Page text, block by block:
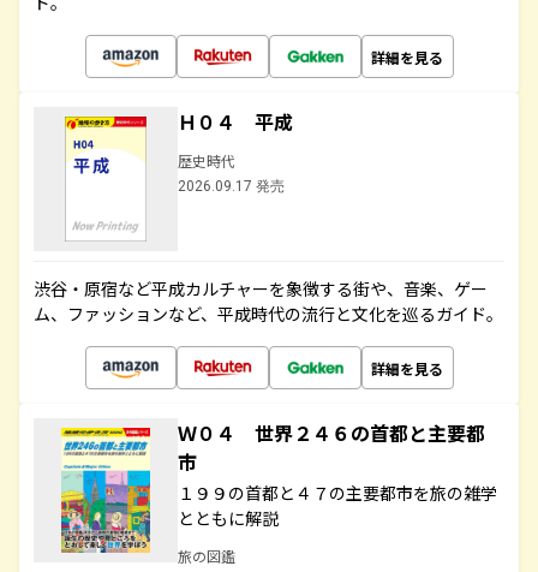
詳細を見る
Ｈ０４ 平成
歴史時代
2026.09.17 発売
渋谷・原宿など平成カルチャーを象徴する街や、音楽、ゲー
ム、ファッションなど、平成時代の流行と文化を巡るガイド。
詳細を見る
Ｗ０４ 世界２４６の首都と主要都
市
１９９の首都と４７の主要都市を旅の雑学
とともに解説
旅の図鑑